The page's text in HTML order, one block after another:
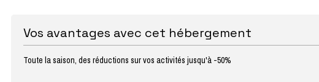
Vos avantages avec cet hébergement
Toute la saison, des réductions sur vos activités jusqu'à -50%